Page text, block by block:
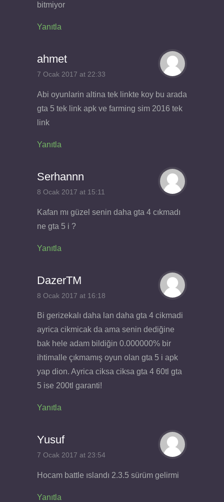
bitmiyor
Yanıtla
ahmet
7 Ocak 2017 at 22:33
Abi oyunlarin altina tek linkte koy bu arada
gta 5 tek link apk ve farming sim 2016 tek
link
Yanıtla
Serhannn
8 Ocak 2017 at 15:11
Kafan mı güzel senin daha gta 4 cıkmadı
ne gta 5 i ?
Yanıtla
DazerTM
8 Ocak 2017 at 16:18
Bi gerizekalı daha lan daha gta 4 cikmadi
ayrica cikmicak da ama senin dediğine
bak hele adam bildiğin 0.000000% bir
ihtimalle çıkmamış oyun olan gta 5 i apk
yap dion. Ayrica ciksa ciksa gta 4 60tl gta
5 ise 200tl garanti!
Yanıtla
Yusuf
7 Ocak 2017 at 23:54
Hocam battle ıslandı 2.3.5 sürüm gelirmi
Yanıtla